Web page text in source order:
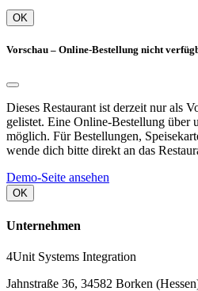
OK
Vorschau – Online-Bestellung nicht
Dieses Restaurant ist derzeit nur als
gelistet. Eine Online-Bestellung über
möglich. Für Bestellungen,
wende dich bitte direkt an das
Demo-Seite ansehen
OK
Unternehmen
4Unit Systems Integration
Jahnstraße 36, 34582 Borken